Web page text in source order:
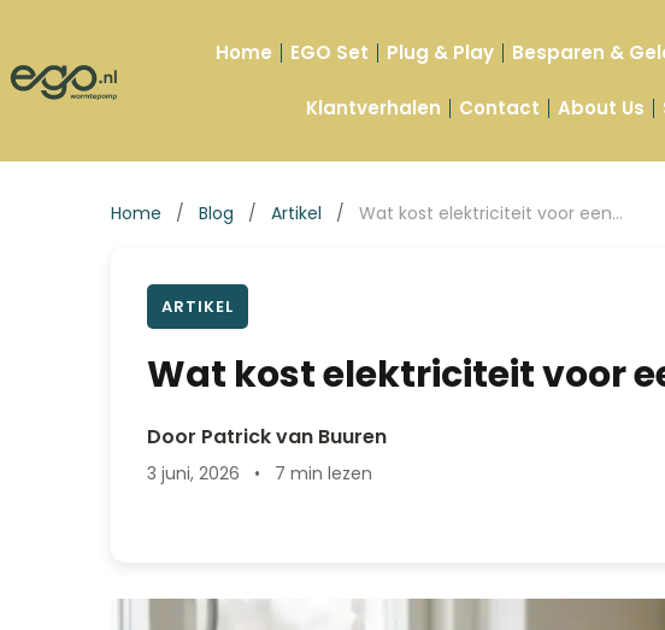
Home EGO Set Plug & Play Besparen &
Klantverhalen Contact About Us
Home / Blog / Artikel / Wat kost elektriciteit voor een…
ARTIKEL
Wat kost elektriciteit voor
Door Patrick van Buuren
3 juni, 2026 • 7 min lezen